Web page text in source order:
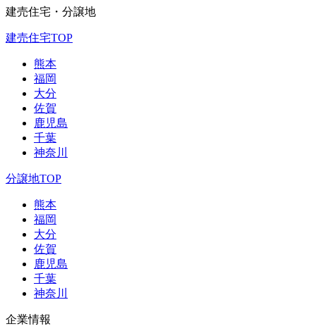
建売住宅・分譲地
建売住宅TOP
熊本
福岡
大分
佐賀
鹿児島
千葉
神奈川
分譲地TOP
熊本
福岡
大分
佐賀
鹿児島
千葉
神奈川
企業情報